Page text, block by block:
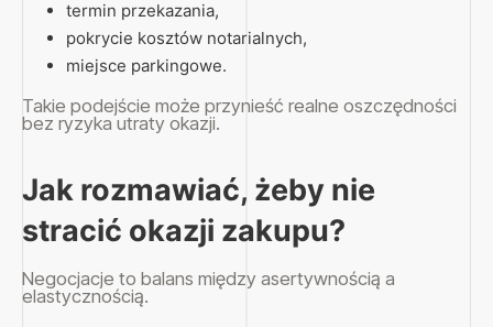
termin przekazania,
pokrycie kosztów notarialnych,
miejsce parkingowe.
Takie podejście może przynieść realne oszczędności
bez ryzyka utraty okazji.
Jak rozmawiać, żeby nie
stracić okazji zakupu?
Negocjacje to balans między asertywnością a
elastycznością.